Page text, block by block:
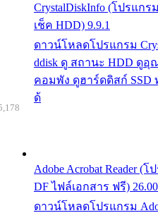
CrystalDiskInfo (โปรแกร
เช็ค HDD) 9.9.1
ดาวน์โหลดโปรแกรม
ddisk ดู สถานะ HDD ดูอุ
คอมพัง ดูฮาร์ดดิสก์ SSD
ด้
Adobe Acrobat Reader (
DF ไฟล์เอกสาร ฟรี)
ดาวน์โหลดโปรแกรม